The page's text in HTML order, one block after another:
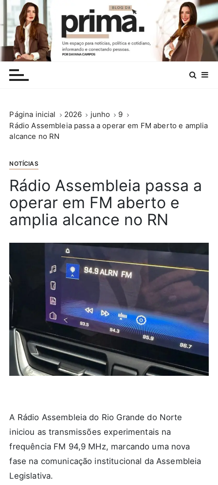
Página inicial 2026 junho
9
Rádio Assembleia passa a operar em FM aberto e amplia
alcance no RN
NOTÍCIAS
Rádio Assembleia passa a
operar em FM aberto e
amplia alcance no RN
A Rádio Assembleia do Rio Grande do Norte
iniciou as transmissões experimentais na
frequência FM 94,9 MHz, marcando uma nova
fase na comunicação institucional da Assembleia
Legislativa.